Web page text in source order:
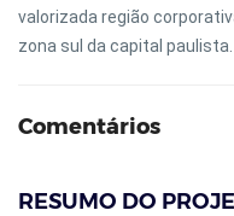
valorizada região
zona sul da capital paulista.
Comentários
RESUMO DO